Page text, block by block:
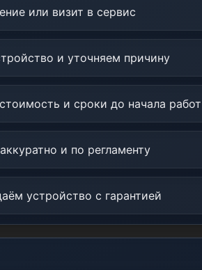
или визит в сервис
и уточняем причину
и сроки до начала работ
и по регламенту
устройство с гарантией